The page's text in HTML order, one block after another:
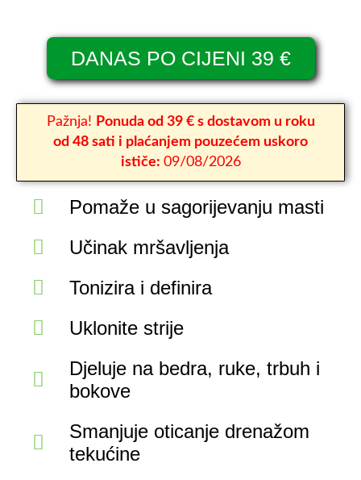
DANAS PO CIJENI 39 €
Pažnja! Ponuda od 39 € s dostavom u roku
od 48 sati i plaćanjem pouzećem uskoro
ističe: 09/08/2026
Pomaže u sagorijevanju masti
Učinak mršavljenja
Tonizira i definira
Uklonite strije
Djeluje na bedra, ruke, trbuh i
bokove
Smanjuje oticanje drenažom
tekućine